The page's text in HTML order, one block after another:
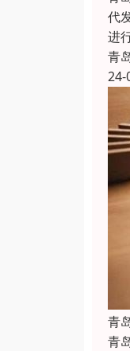
代
进
青
24-
青
青